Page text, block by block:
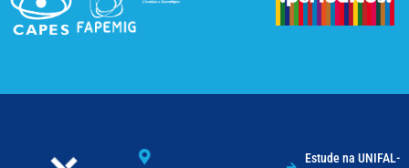
Estude na UNIFAL-